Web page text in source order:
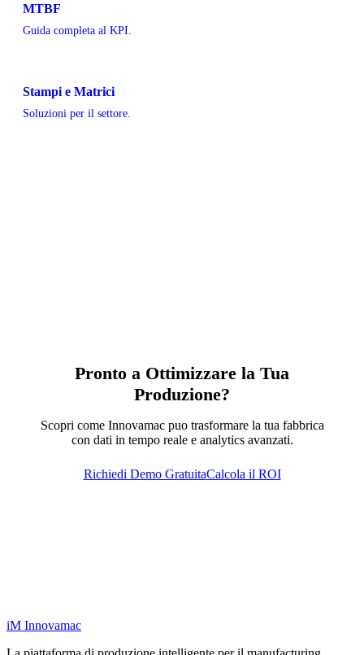
MTBF
Guida completa al KPI.
Stampi e Matrici
Soluzioni per il settore.
Pronto a Ottimizzare la Tua
Produzione?
Scopri come Innovamac puo trasformare la tua fabbrica
con dati in tempo reale e analytics avanzati.
Richiedi Demo GratuitaCalcola il ROI
iM Innovamac